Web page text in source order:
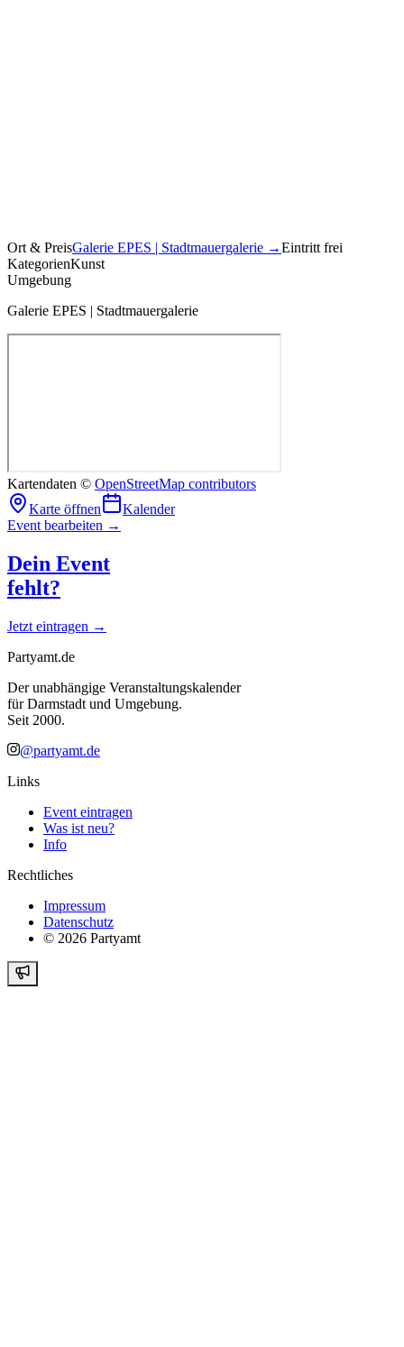
Ort & PreisGalerie EPES | Stadtmauergalerie →Eintritt frei
KategorienKunst
Umgebung
Galerie EPES | Stadtmauergalerie
Kartendaten © OpenStreetMap contributors
Karte öffnen
Kalender
Event bearbeiten →
Dein Event
fehlt?
Jetzt eintragen →
Partyamt.de
Der unabhängige Veranstaltungskalender
für Darmstadt und Umgebung.
Seit 2000.
@partyamt.de
Links
Event eintragen
Was ist neu?
Info
Rechtliches
Impressum
Datenschutz
© 2026 Partyamt